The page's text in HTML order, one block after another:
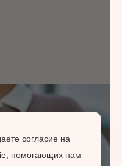
согласие на
помогающих нам